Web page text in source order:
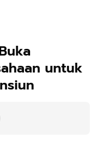
untuk